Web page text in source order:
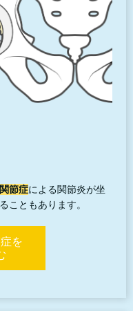
節症による関節炎が坐
こともあります。
を